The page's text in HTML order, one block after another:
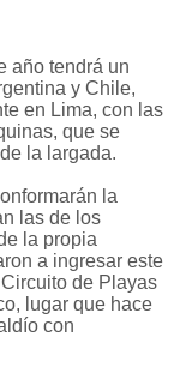
año tendrá un
y Chile,
en Lima, con las
que se
la largada.
la
las de los
la propia
a ingresar este
de Playas
lugar que hace
con